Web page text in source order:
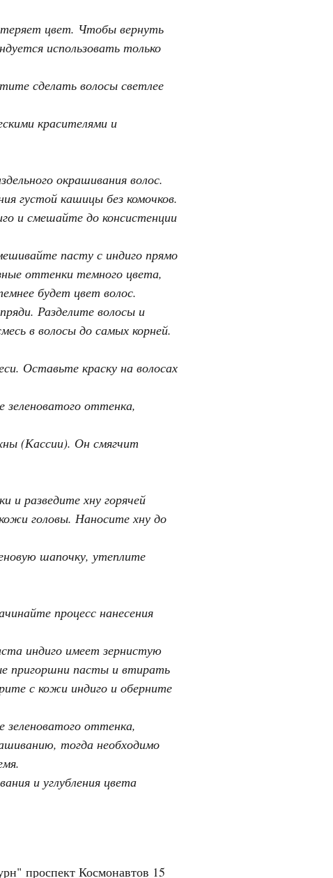
цвет. Чтобы вернуть
использовать только
сделать волосы светлее
красителями и
окрашивания волос.
густой кашицы без комочков.
и смешайте до консистенции
пасту с индиго прямо
оттенки темного цвета,
будет цвет волос.
Разделите волосы и
в волосы до самых корней.
Оставьте краску на волосах
оттенка,
(Кассии). Он смягчит
разведите хну горячей
головы. Наносите хну до
шапочку, утеплите
процесс нанесения
индиго имеет зернистую
пригоршни пасты и втирать
с кожи индиго и оберните
оттенка,
тогда необходимо
и углубления цвета
проспект Космонавтов 15